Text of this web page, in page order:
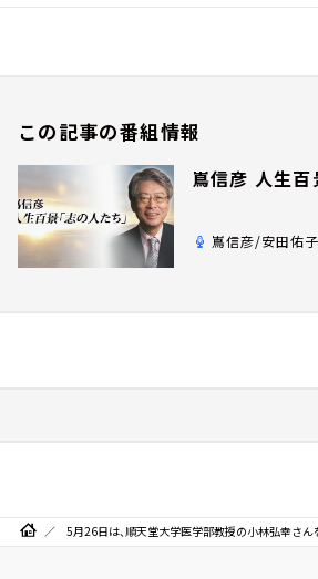
この記事の番組情報
嶌信彦 人生百
嶌信彦/安田佑子
5月26日は、順天堂大学医学部教授の小林弘幸さん